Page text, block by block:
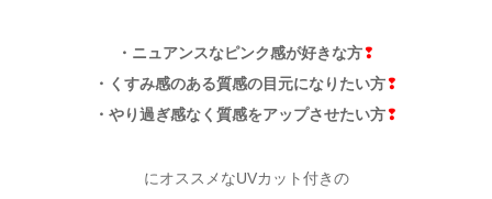
・ニュアンスなピンク感が好きな方❢
・くすみ感のある質感の目元になりたい方❢
・やり過ぎ感なく質感をアップさせたい方❢
にオススメなUVカット付きの